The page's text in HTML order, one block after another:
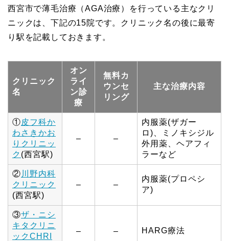
西宮市で薄毛治療（AGA治療）を行っている主なクリ
ニックは、下記の15院です。クリニック名の後に最寄
り駅を記載しておきます。
クリニック
名
オン
ライ
ン診
療
無料カ
ウンセ
リング
主な治療内容
①皮フ科か
わさきかお
りクリニッ
ク (西宮駅)
– –
内服薬(ザガー
ロ)、ミノキシジル
外用薬、ヘアフィ
ラーなど
② 川野内科
クリニック
(西宮駅)
– –
内服薬(プロペシ
ア)
③ザ・ニシ
キタクリニ
ックCHRI
– – HARG療法